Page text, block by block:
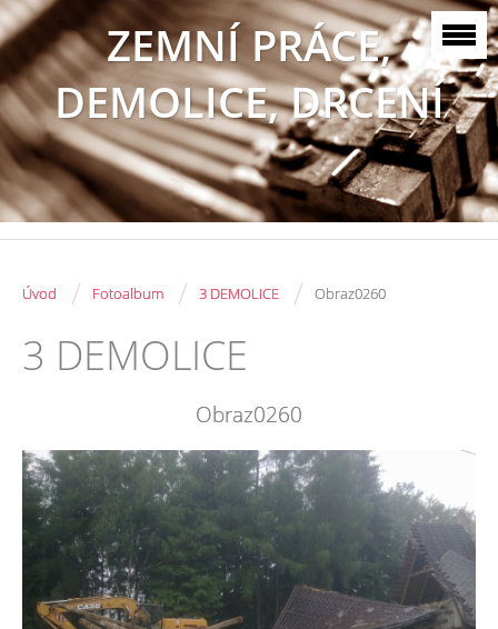
ZEMNÍ PRÁCE,
DEMOLICE, DRCENÍ
Úvod / Fotoalbum / 3 DEMOLICE / Obraz0260
3 DEMOLICE
Obraz0260